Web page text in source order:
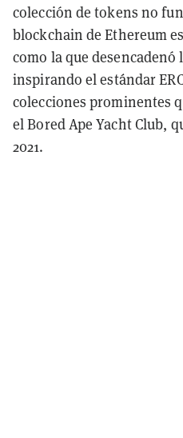
colección de tokens no
blockchain de Ethereum
como la que desencadenó
inspirando el estándar
colecciones prominentes
el Bored Ape Yacht Club,
2021.